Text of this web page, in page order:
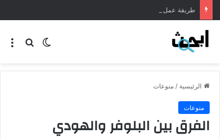
طريقة عمل المنسف الاردني
الرئيسية / منوعات
منوعات
الفرق بين البلوفر والهودي